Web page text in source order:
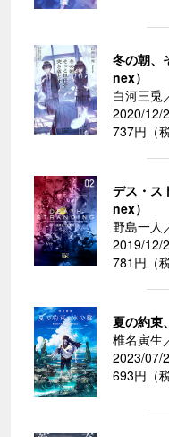
冬の朝、
nex）
白河三兎
2020/12/
737円（
デス・
nex）
野島一人
2019/12/
781円（
夏の約束
椎名寅生
2023/07/
693円（